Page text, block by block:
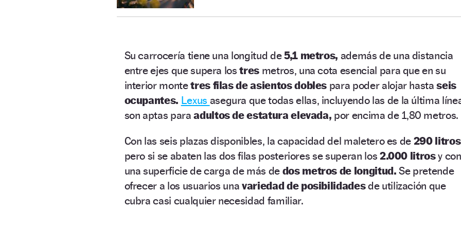
Su carrocería tiene una longitud de5,1 metros, además de una distancia
entre ejes que supera lostres metros, una cota esencial para que en su
interior montetres filas de asientos dobles para poder alojar hasta seis
ocupantes. Lexus asegura que todas ellas, incluyendo las de la última
son aptas paraadultos de estatura elevada, por encima de 1,80 metros.
Con las seis plazas disponibles, la capacidad del maletero es de 290
pero si se abaten las dos filas posteriores se superan los 2.000 litrosy con
una superficie de carga de más dedos metros de longitud.Se pretende
ofrecer a los usuarios unavariedad de posibilidadesde utilización que
cubra casi cualquier necesidad familiar.